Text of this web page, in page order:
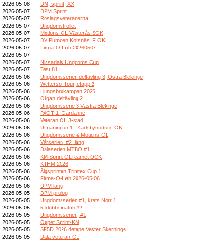
2026-05-08
DM, sprint, XX
2026-05-07
DPM Sprint
2026-05-07
Roslagsveteranerna
2026-05-07
Ungdomstrollet
2026-05-07
Motions-OL Västerås SOK
2026-05-07
DV Pumoen Korsnäs IF OK
2026-05-07
Firma-O-Løb 20260507
2026-05-07
2026-05-07
Nissadals Ungdoms Cup
2026-05-07
Test 81
2026-05-06
Ungdomsserien deltävling 3, Östra Blekinge
2026-05-06
Wettersol Tour, etapp 2
2026-05-06
Ljungsbrokampen 2026
2026-05-06
Oligan deltävling 2
2026-05-06
Ungdomsserie 3 Västra Blekinge
2026-05-06
PAOT 1_Gardanne
2026-05-06
Veteran OL 3-stad
2026-05-06
Utmaningen 1 - Karlsbyhedens OK
2026-05-06
Ungdomsserie & Motions-OL
2026-05-06
Vårserien, #2, lång
2026-05-06
Dalaserien MTBO #1
2026-05-06
KM Sprint OLTeamet OCK
2026-05-06
KTHM 2026
2026-05-06
Älgsprinten Trimtex Cup 1
2026-05-06
Firma-O-Løb 2026-05-06
2026-05-06
DPM lang
2026-05-05
DPM prolog
2026-05-05
Ungdomsserien #1, krets Norr 1
2026-05-05
5-klubbsmatch #2
2026-05-05
Ungdomsserien, #1
2026-05-05
Öppet Sprint-KM
2026-05-05
SF5D 2026 4etape Vester Skerninge
2026-05-05
Dala veteran-OL